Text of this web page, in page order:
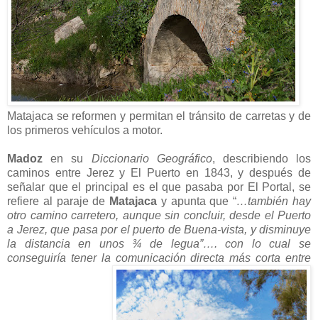
Matajaca se reformen y permitan el tránsito de carretas y de
los primeros vehículos a motor.
Madoz en su Diccionario Geográfico, describiendo los
caminos entre Jerez y El Puerto en 1843, y después de
señalar que el principal es el que pasaba por El Portal, se
refiere al paraje de Matajaca y apunta que “…también hay
otro camino carretero, aunque sin concluir, desde el Puerto
a Jerez, que pasa por el puerto de Buena-vista, y disminuye
la distancia en unos ¾ de legua”…. con lo cual se
conseguiría tener la comunicación directa más corta entre